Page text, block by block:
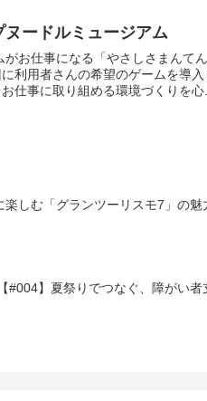
ヌードルミュージアム
がお仕事になる「やさしさまんて
利用者さんの希望のゲームを導
仕事に取り組める環境づくりを心
楽しむ「グランツーリスモ7」の魅
【#004】夏祭りでつなぐ、障がい